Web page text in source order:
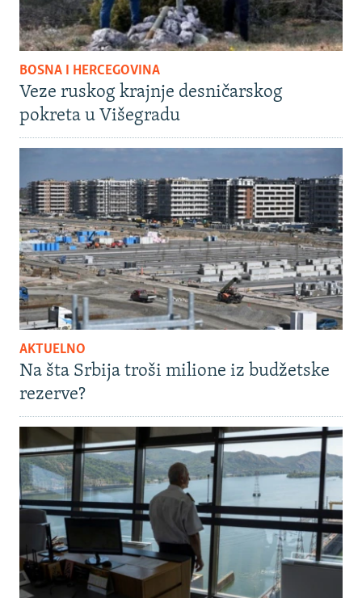
BOSNA I HERCEGOVINA
Veze ruskog krajnje desničarskog
pokreta u Višegradu
AKTUELNO
Na šta Srbija troši milione iz budžetske
rezerve?